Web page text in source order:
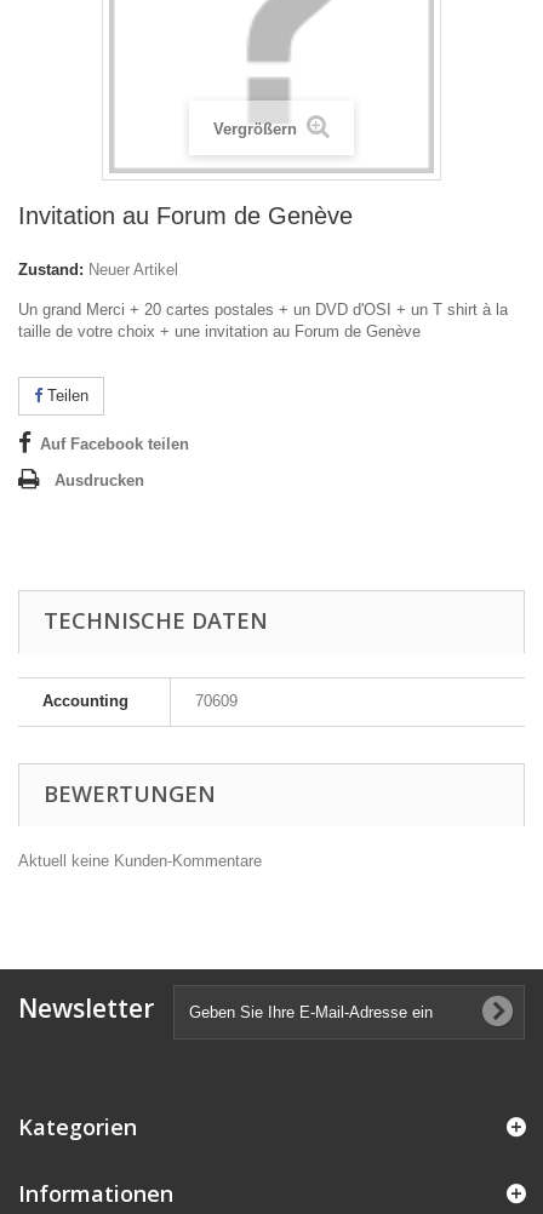
Vergrößern
Invitation au Forum de Genève
Zustand: Neuer Artikel
Un grand Merci + 20 cartes postales + un DVD d'OSI + un T shirt à la
taille de votre choix + une invitation au Forum de Genève
Teilen
Auf Facebook teilen
Ausdrucken
TECHNISCHE DATEN
Accounting 70609
BEWERTUNGEN
Aktuell keine Kunden-Kommentare
Newsletter
Kategorien
Informationen